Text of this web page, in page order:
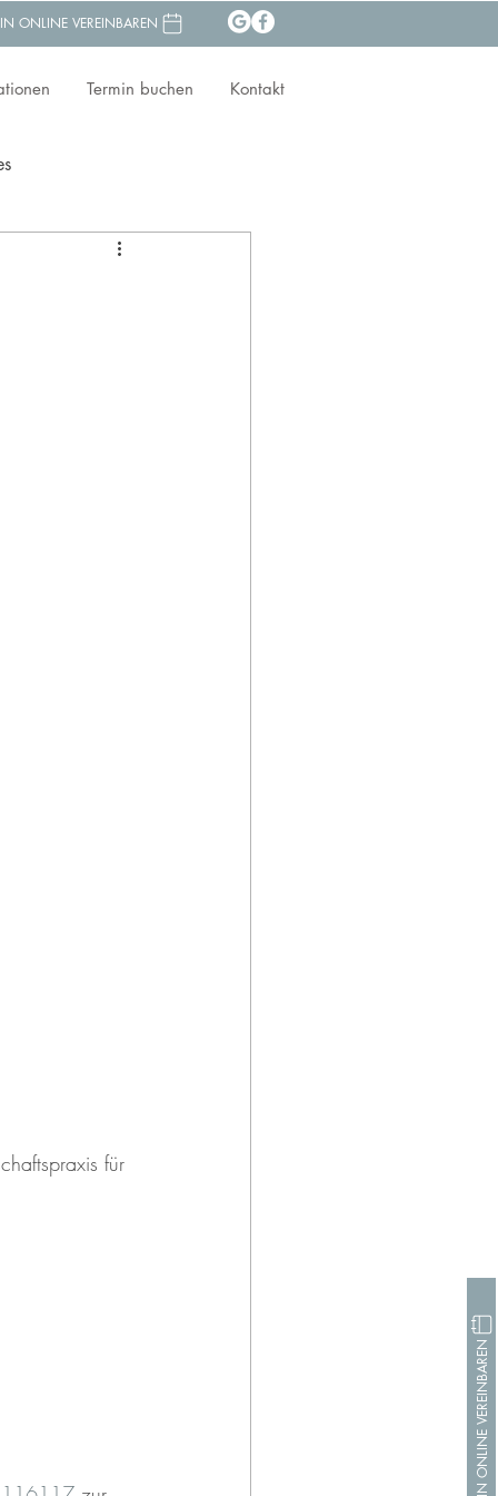
ONLINE VEREINBAREN
Termin buchen Kontakt
TERMIN ONLINE VEREINBAREN
für